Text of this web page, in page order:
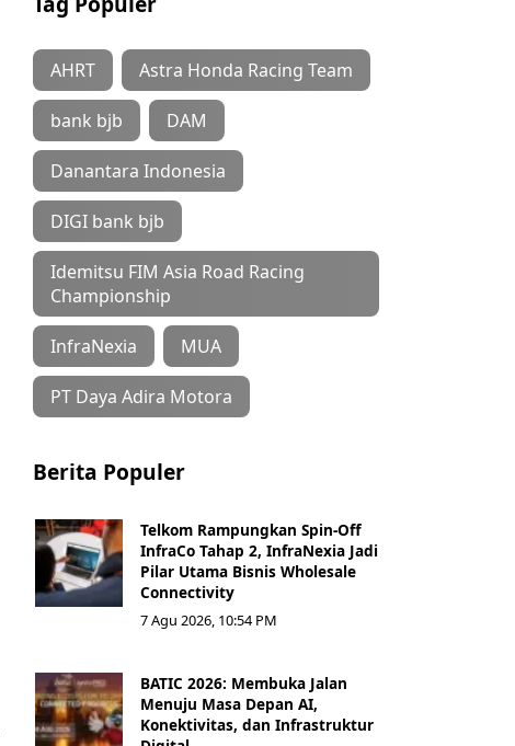
AHRT Astra Honda Racing Team
bank bjb DAM
Danantara Indonesia
DIGI bank bjb
Idemitsu FIM Asia Road Racing
Championship
InfraNexia MUA
PT Daya Adira Motora
Berita Populer
Telkom Rampungkan Spin-Off
InfraCo Tahap 2, InfraNexia Jadi
Pilar Utama Bisnis Wholesale
Connectivity
7 Agu 2026, 10:54 PM
BATIC 2026: Membuka Jalan
Menuju Masa Depan AI,
Konektivitas, dan Infrastruktur